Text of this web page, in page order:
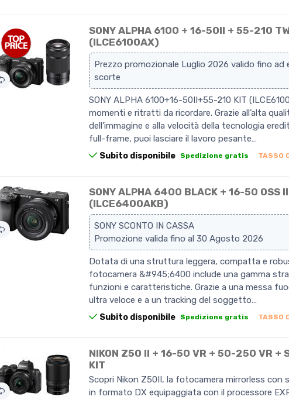
SONY ALPHA 6100 + 16-50II + 55-210
(ILCE6100AX)
Prezzo promozionale Luglio 2026 valido fino ad
scorte
SONY ALPHA 6100+16-50II+55-210 KIT
momenti e ritratti da ricordare. Grazie all’alta
dell’immagine e alla velocità della tecnologia
full-frame, puoi lasciare il lavoro pesante…
Subito disponibile Spedizione gratis TASSO
SONY ALPHA 6400 BLACK + 16-50 OSS II
(ILCE6400AKB)
SONY SCONTO IN CASSA
Promozione valida fino al 30 Agosto 2026
Dotata di una struttura leggera, compatta e
fotocamera &#945;6400 include una gamma
funzioni e caratteristiche. Grazie a una messa
ultra veloce e a un tracking del soggetto…
Subito disponibile Spedizione gratis TASSO
NIKON Z50 II + 16-50 VR + 50-250 VR +
KIT
Scopri Nikon Z50II, la fotocamera mirrorless con
in formato DX equipaggiata con il processore